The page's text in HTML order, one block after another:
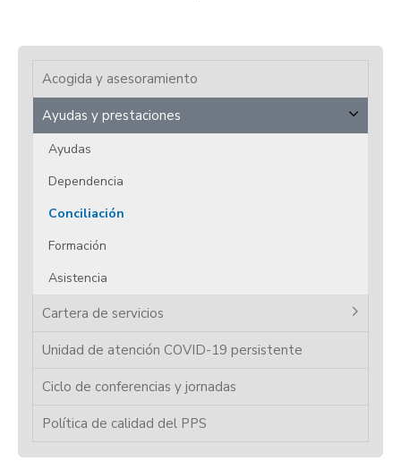
Acogida y asesoramiento
Ayudas y prestaciones
Ayudas
Dependencia
Conciliación
Formación
Asistencia
Cartera de servicios
Unidad de atención COVID-19 persistente
Ciclo de conferencias y jornadas
Política de calidad del PPS